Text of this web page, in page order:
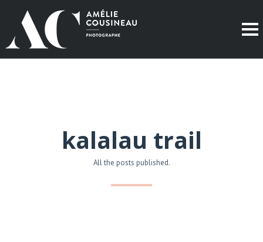
kalalau trail
All the posts published.